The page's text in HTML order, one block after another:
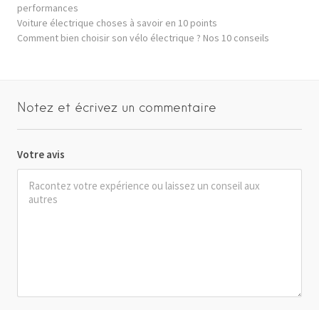
performances
Voiture électrique choses à savoir en 10 points
Comment bien choisir son vélo électrique ? Nos 10 conseils
Notez et écrivez un commentaire
Votre avis